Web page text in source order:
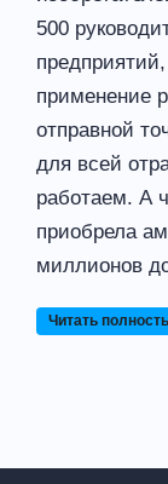
500
применение
отправной
для всей
работаем. А
приобрела
миллионов
Читать